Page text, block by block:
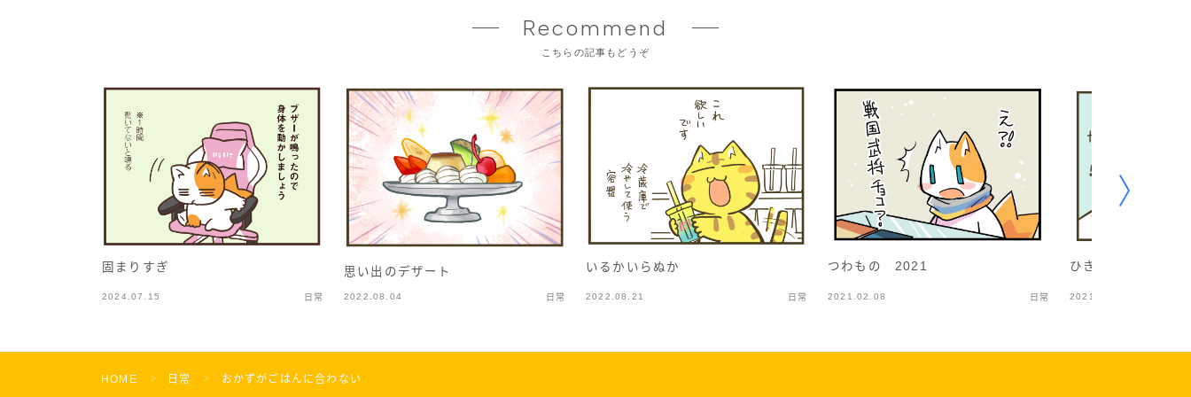
Recommend
こちらの記事もどうぞ
固まりすぎ
2024.07.15 日常
思い出のデザート
2022.08.04 日常
いるかいらぬか
2022.08.21 日常
つわもの 2021
2021.02.08 日常
ひきこもるのに必
2021.04.27
HOME ＞ 日常 ＞ おかずがごはんに合わない